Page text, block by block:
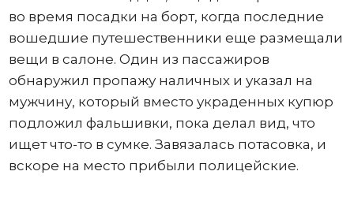
во время посадки на борт, когда последние
вошедшие путешественники еще размещали
вещи в салоне. Один из пассажиров
обнаружил пропажу наличных и указал на
мужчину, который вместо украденных купюр
подложил фальшивки, пока делал вид, что
ищет что-то в сумке. Завязалась потасовка, и
вскоре на место прибыли полицейские.